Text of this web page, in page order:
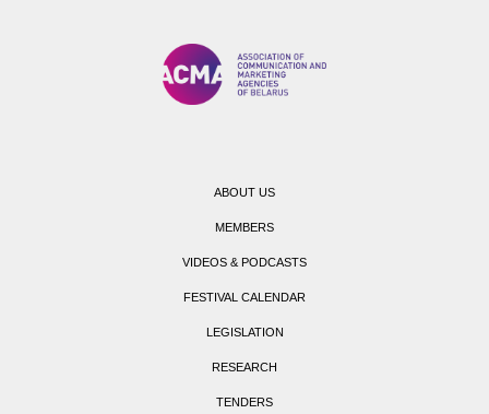
ABOUT US
MEMBERS
VIDEOS & PODCASTS
FESTIVAL CALENDAR
LEGISLATION
RESEARCH
TENDERS